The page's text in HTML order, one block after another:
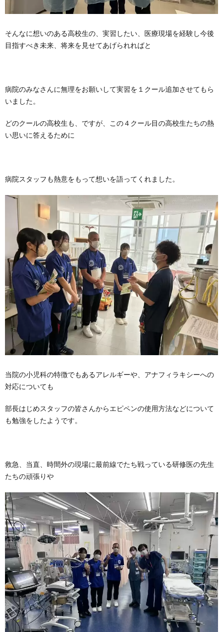
そんなに想いのある高校生の、実習したい、医療現場を経験し今後
目指すべき未来、将来を見せてあげられればと
病院のみなさんに無理をお願いして実習を１クール追加させてもら
いました。
どのクールの高校生も、ですが、この４クール目の高校生たちの熱
い思いに答えるために
病院スタッフも熱意をもって想いを語ってくれました。
当院の小児科の特徴でもあるアレルギーや、アナフィラキシーへの
対応についても
部長はじめスタッフの皆さんからエピペンの使用方法などについて
も勉強をしたようです。
救急、当直、時間外の現場に最前線でたち戦っている研修医の先生
たちの頑張りや